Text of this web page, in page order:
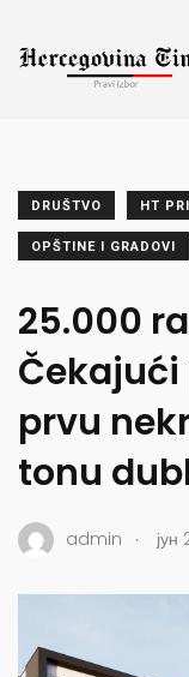
DRUŠTVO HT
OPŠTINE I GRADOVI
25.000
Čekajući
prvu
tonu
admin . јун